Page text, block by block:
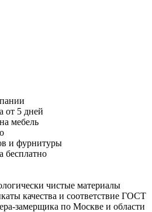
от 5 дней
мебель
и фурнитуры
бесплатно
чистые материалы
качества и соответствие ГОСТ
замерщика по Москве и области